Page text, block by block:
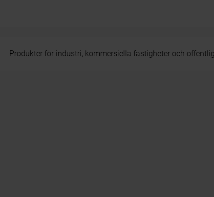
Produkter för industri, kommersiella fastigheter och